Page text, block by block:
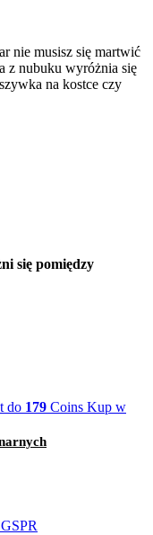
nie musisz się martwić
z nubuku wyróżnia się
na kostce czy
się pomiędzy
do 179 Coins Kup w